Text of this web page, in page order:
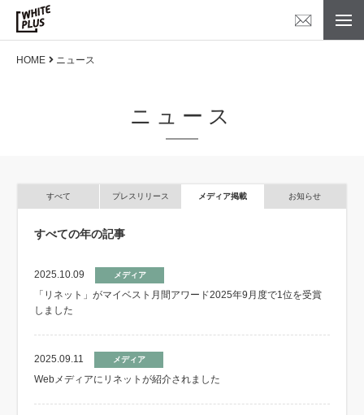
HOME ニュース
ニュース
すべて プレスリリース メディア掲載 お知らせ
すべての年の記事
2025.10.09 メディア
「リネット」がマイベスト月間アワード2025年9月度で1位を受賞
しました
2025.09.11 メディア
Webメディアにリネットが紹介されました